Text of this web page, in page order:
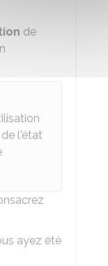
de
l'état
ayez été